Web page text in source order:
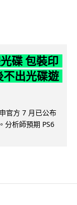
碟 包裝印
出光碟遊
官方 7 月已公布
分析師預期 PS6